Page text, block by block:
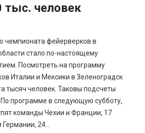
человек
чемпионата фейерверков в
стало по-настоящему
Посмотреть на программу
Италии и Мексики в Зеленоградск
тысяч человек. Таковы подсчеты
программе в следующую субботу,
команды Чехии и Франции, 17
24...